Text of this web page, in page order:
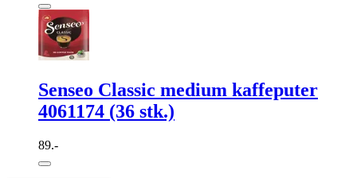
Senseo Classic medium kaffeputer
4061174 (36 stk.)
89.-